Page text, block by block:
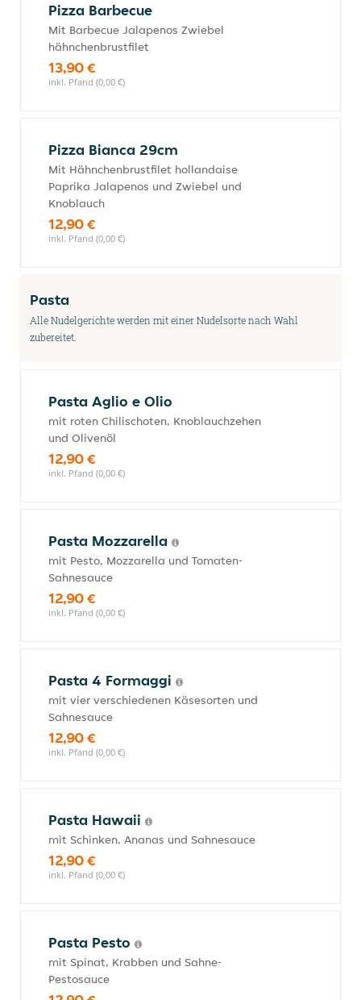
Pizza Barbecue
Mit Barbecue Jalapenos Zwiebel
hähnchenbrustfilet
13,90 €
inkl. Pfand (0,00 €)
Pizza Bianca 29cm
Mit Hähnchenbrustfilet hollandaise
Paprika Jalapenos und Zwiebel und
Knoblauch
12,90 €
inkl. Pfand (0,00 €)
Pasta
Alle Nudelgerichte werden mit einer Nudelsorte nach Wahl
zubereitet.
Pasta Aglio e Olio
mit roten Chilischoten, Knoblauchzehen
und Olivenöl
12,90 €
inkl. Pfand (0,00 €)
Pasta Mozzarella
mit Pesto, Mozzarella und Tomaten-
Sahnesauce
12,90 €
inkl. Pfand (0,00 €)
Pasta 4 Formaggi
mit vier verschiedenen Käsesorten und
Sahnesauce
12,90 €
inkl. Pfand (0,00 €)
Pasta Hawaii
mit Schinken, Ananas und Sahnesauce
12,90 €
inkl. Pfand (0,00 €)
Pasta Pesto
mit Spinat, Krabben und Sahne-
Pestosauce